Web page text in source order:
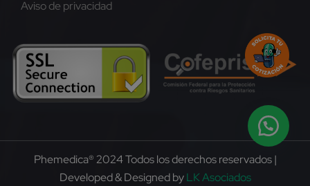
Aviso de privacidad
Phemedica® 2024 Todos los derechos reservados |
Developed & Designed byLK Asociados